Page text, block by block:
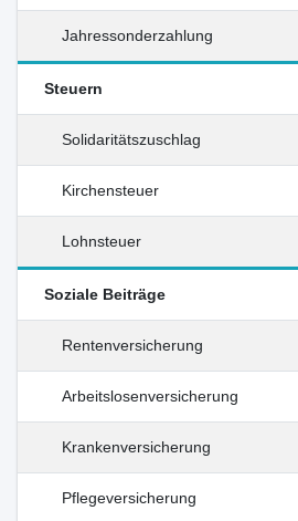
Jahressonderzahlung
Steuern
Solidaritätszuschlag
Kirchensteuer
Lohnsteuer
Soziale Beiträge
Rentenversicherung
Arbeitslosenversicherung
Krankenversicherung
Pflegeversicherung